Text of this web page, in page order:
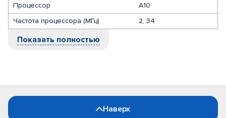
Процессор
A10
Частота процессора (МГц)
2, 34
Показать полностью
Наверх